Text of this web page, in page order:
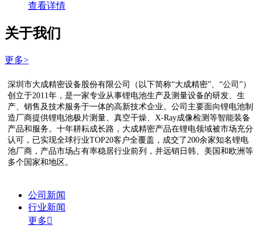
查看详情
关于我们
更多>
深圳市大成精密设备股份有限公司（以下简称“大成精密”、“公司”）
创立于2011年，是一家专业从事锂电池生产及测量设备的研发、生
产、销售及技术服务于一体的高新技术企业。公司主要面向锂电池制
造厂商提供锂电池极片测量、真空干燥、X-Ray成像检测等智能装备
产品和服务。十年耕耘成长路，大成精密产品在锂电领域被市场充分
认可，已实现全球行业TOP20客户全覆盖，成交了200余家知名锂电
池厂商，产品市场占有率稳居行业前列，并远销日韩、美国和欧洲等
多个国家和地区。
公司新闻
行业新闻
更多